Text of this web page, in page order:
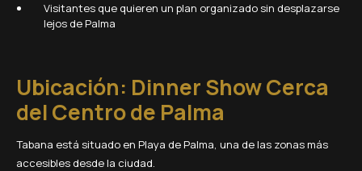
Visitantes que quieren un plan organizado sin desplazarse
lejos de Palma
Ubicación: Dinner Show Cerca
del Centro de Palma
Tabana está situado en Playa de Palma, una de las zonas más
accesibles desde la ciudad.